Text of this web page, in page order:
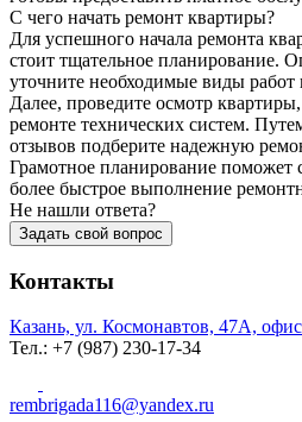
С чего начать ремонт квартиры?
Для успешного начала ремонта
стоит тщательное планирование.
уточните необходимые виды работ
Далее, проведите осмотр
ремонте технических систем.
отзывов подберите надежную
Грамотное планирование поможет
более быстрое выполнение
Не нашли ответа?
Задать свой вопрос
Контакты
Казань, ул. Космонавтов, 47А,
Тел.: +7 (987) 230‑17-34
rembrigada116@yandex.ru